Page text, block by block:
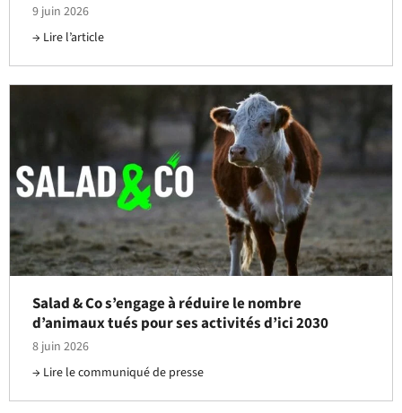
9 juin 2026
Lire l’article
Salad & Co s’engage à réduire le nombre
d’animaux tués pour ses activités d’ici 2030
8 juin 2026
Lire le communiqué de presse